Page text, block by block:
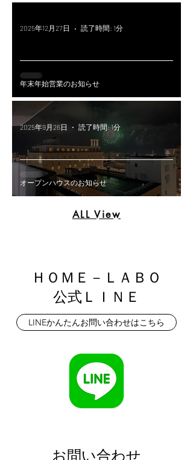
年末年始営業のお知らせ
2025年12月27日 読了時間: 1分
オープンハウスのお知らせ
2025年9月26日 読了時間: 1分
ALL View
ＨＯＭＥ－ＬＡＢＯ
公式ＬＩＮＥ
LINEかんたんお問い合わせはこちら
お問い合わせ